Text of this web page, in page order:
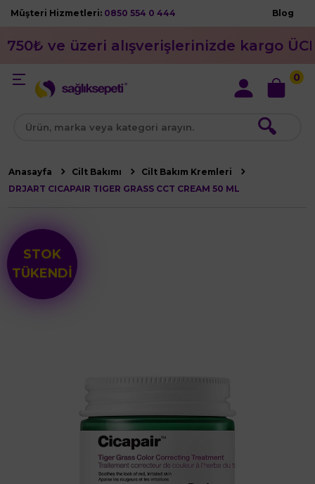
Müşteri Hizmetleri: 0850 554 0 444 Blog
750₺ ve üzeri alışverişlerinizde kargo
🔍
0
Anasayfa Cilt Bakımı
Cilt Bakım Kremleri
DRJART CICAPAIR TIGER GRASS CCT CREAM 50 ML
STOK
TÜKENDİ